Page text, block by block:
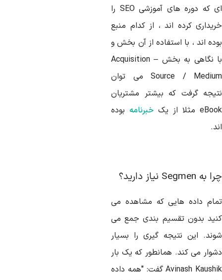
که ​​دوره های آموزشی SEOرا
کرده اند ، از کدام منبع
اند ، با استفاده از آن بخش و
نگاهی به بخش Acquisition –
Source /می توان
گرفت که بیشتر مشتریان
مثلا از یک خبرنامهبوده
به Segmenنیاز دارید؟
داده هایی که مشاهده می
بدون تقسیم بندی جمع می
این نتیجه گیری را بسیار
می کند. همانطور که یک بار
Avinashگفت: "همه داده